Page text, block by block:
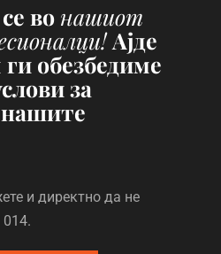
во нашиот
Ајде
обезбедиме
за
и директно да не
014.